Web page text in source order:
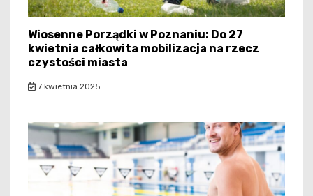
Wiosenne Porządki w Poznaniu: Do 27
kwietnia całkowita mobilizacja na rzecz
czystości miasta
7 kwietnia 2025